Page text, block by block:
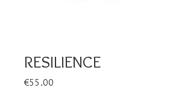
RESILIENCE
€55.00